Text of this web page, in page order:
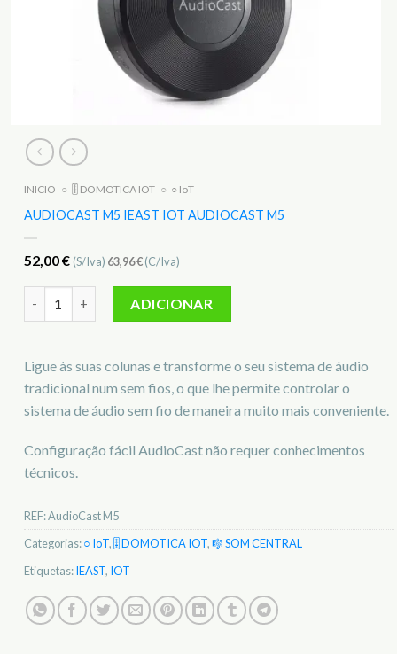
INICIO ○ 🎚️ DOMOTICA IOT ○ ○ IoT
AUDIOCAST M5 IEAST IOT AUDIOCAST M5
52,00€ (S/Iva) 63,96€(C/Iva)
ADICIONAR
Ligue às suas colunas e transforme o seu sistema de áudio
tradicional num sem fios, o que lhe permite controlar o
sistema de áudio sem fio de maneira muito mais conveniente.
Configuração fácil AudioCast não requer conhecimentos
técnicos.
REF:AudioCast M5
Categorias:○ IoT, 🎚️ DOMOTICA IOT,🎼 SOM CENTRAL
Etiquetas:IEAST, IOT